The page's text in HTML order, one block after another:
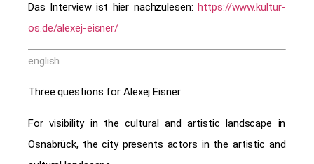
Das Interview ist hier nachzulesen: https://www.kultur-
os.de/alexej-eisner/
english
Three questions for Alexej Eisner
For visibility in the cultural and artistic landscape in
Osnabrück, the city presents actors in the artistic and